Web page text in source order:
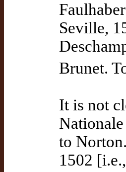
Seville,
Brunet.
It is not
to
1502